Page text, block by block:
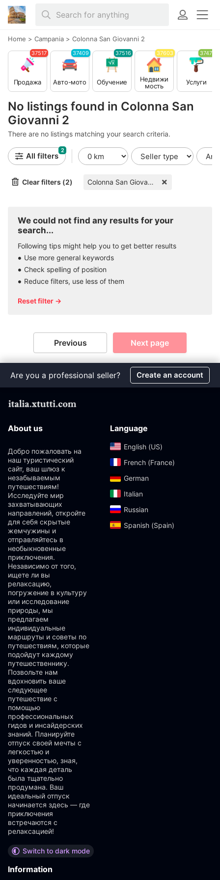
Home > Campania > Colonna San Giovanni 2
No listings found in Colonna San
Giovanni 2
There are no listings matching your search criteria.
Продажа
37517
Авто-мото
37409
Обучение
37516
Недвижи
мость
37603
Услуги
37479
All filters
2
Clear filters (2) Colonna San Giovanni 2
We could not find any results for your
search...
Following tips might help you to get better results
Use more general keywords
Check spelling of position
Reduce filters, use less of them
Reset filter →
Previous Next page
Are you a professional seller? Create an account
About us
Добро пожаловать на
наш туристический
сайт, ваш шлюз к
незабываемым
путешествиям!
Исследуйте мир
захватывающих
направлений, откройте
для себя скрытые
жемчужины и
отправляйтесь в
необыкновенные
приключения.
Независимо от того,
ищете ли вы
релаксацию,
погружение в культуру
или исследование
природы, мы
предлагаем
индивидуальные
маршруты и советы по
путешествиям, которые
подойдут каждому
путешественнику.
Позвольте нам
вдохновить ваше
следующее
путешествие с
помощью
профессиональных
гидов и инсайдерских
знаний. Планируйте
отпуск своей мечты с
легкостью и
уверенностью, зная,
что каждая деталь
была тщательно
продумана. Ваш
идеальный отпуск
начинается здесь — где
приключения
встречаются с
релаксацией!
Switch to dark mode
Language
English (US)‎
French (France)‎
German‎
Italian‎
Russian‎
Spanish (Spain)‎
Information